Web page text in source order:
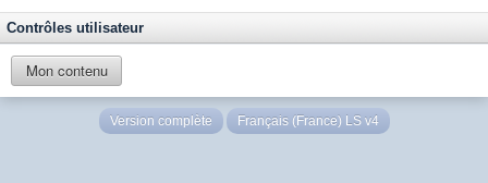
Contrôles utilisateur
Mon contenu
Version complète Français (France) LS v4